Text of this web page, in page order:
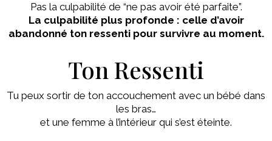
Pas la culpabilité de “ne pas avoir été parfaite”.
La culpabilité plus profonde : celle d’avoir
abandonné ton ressenti pour survivre au moment.
Ton Ressenti
Tu peux sortir de ton accouchement avec un bébé dans
les bras…
et une femme à l’intérieur qui s’est éteinte.